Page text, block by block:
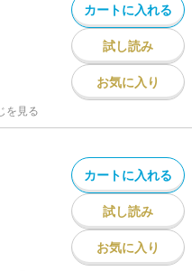
カートに入れる
試し読み
お気に入り
を見る
カートに入れる
試し読み
お気に入り